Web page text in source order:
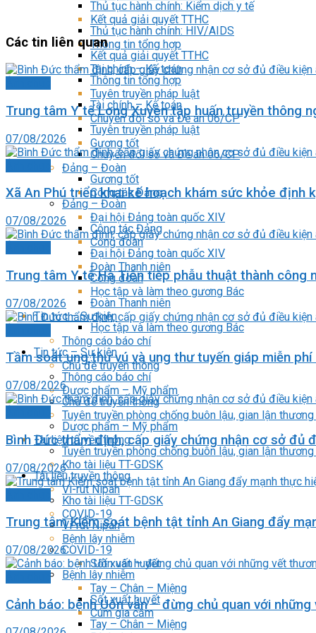
Kết quả giải quyết TTHC
Thông tin tổng hợp
Tài chính – Kế toán
Tuyên truyền pháp luật
Chuyển đổi số và Đề án 06/CP
Gương tốt
Đảng – Đoàn
Công tác Đảng
Đại hội Đảng toàn quốc XIV
Công đoàn
Đoàn Thanh niên
Học tập và làm theo gương Bác
Tin tức – Sự kiện
Thông cáo báo chí
Chủ đề truyền thông
Dược phẩm – Mỹ phẩm
Tuyên truyền phòng chống buôn lậu, gian lận
Tài liệu truyền thông
Kho tài liệu TT-GDSK
Vi-rút Nipah
COVID-19
Bệnh lây nhiễm
Sốt xuất huyết
Tay – Chân – Miệng
Cúm gia cầm
Thủ tục hành chính: Kiểm dịch y tế
Thủ tục hành chính: HIV/AIDS
Kết quả giải quyết TTHC
Thông tin tổng hợp
Tài chính – Kế toán
Tuyên truyền pháp luật
Chuyển đổi số và Đề án 06/CP
Gương tốt
Đảng – Đoàn
Công tác Đảng
Đại hội Đảng toàn quốc XIV
Công đoàn
Đoàn Thanh niên
Học tập và làm theo gương Bác
Tin tức – Sự kiện
Thông cáo báo chí
Chủ đề truyền thông
Dược phẩm – Mỹ phẩm
Tuyên truyền phòng chống buôn lậu, gian lận
Tài liệu truyền thông
Kho tài liệu TT-GDSK
Vi-rút Nipah
COVID-19
Bệnh lây nhiễm
Sốt xuất huyết
Tay – Chân – Miệng
Các tin liên quan
Trung tâm Y tế Long Xuyên tập huấn truyền thông
07/08/2026
Xã An Phú triển khai kế hoạch khám sức khỏe định
07/08/2026
Trung tâm Y tế Hà Tiên tiếp phẫu thuật thành công
07/08/2026
Tầm soát ung thư vú và ung thư tuyến giáp miễn
07/08/2026
Bình Đức thẩm định, cấp giấy chứng nhận cơ sở đủ
07/08/2026
Trung tâm Kiểm soát bệnh tật tỉnh An Giang đẩy
07/08/2026
Cảnh báo: bệnh Uốn ván – đừng chủ quan với